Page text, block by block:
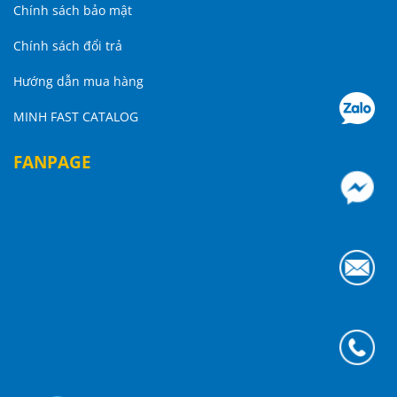
Chính sách bảo mật
Chính sách đổi trả
Hướng dẫn mua hàng
MINH FAST CATALOG
FANPAGE